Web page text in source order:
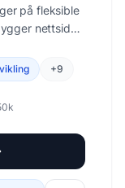
på fleksible
nettsider,
i ett praktisk
+9